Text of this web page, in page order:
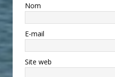
Nom
E-mail
Site web